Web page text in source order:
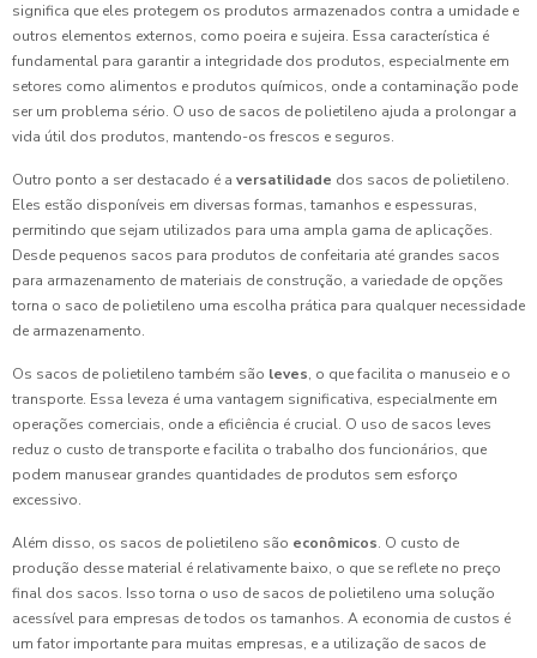
significa que eles protegem os produtos armazenados contra a umidade e
outros elementos externos, como poeira e sujeira. Essa característica é
fundamental para garantir a integridade dos produtos, especialmente em
setores como alimentos e produtos químicos, onde a contaminação pode
ser um problema sério. O uso de sacos de polietileno ajuda a prolongar a
vida útil dos produtos, mantendo-os frescos e seguros.
Outro ponto a ser destacado é a versatilidade dos sacos de polietileno.
Eles estão disponíveis em diversas formas, tamanhos e espessuras,
permitindo que sejam utilizados para uma ampla gama de aplicações.
Desde pequenos sacos para produtos de confeitaria até grandes sacos
para armazenamento de materiais de construção, a variedade de opções
torna o saco de polietileno uma escolha prática para qualquer necessidade
de armazenamento.
Os sacos de polietileno também são leves, o que facilita o manuseio e o
transporte. Essa leveza é uma vantagem significativa, especialmente em
operações comerciais, onde a eficiência é crucial. O uso de sacos leves
reduz o custo de transporte e facilita o trabalho dos funcionários, que
podem manusear grandes quantidades de produtos sem esforço
excessivo.
Além disso, os sacos de polietileno são econômicos. O custo de
produção desse material é relativamente baixo, o que se reflete no preço
final dos sacos. Isso torna o uso de sacos de polietileno uma solução
acessível para empresas de todos os tamanhos. A economia de custos é
um fator importante para muitas empresas, e a utilização de sacos de